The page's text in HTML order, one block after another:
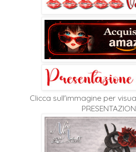
Clicca sull'immagine per